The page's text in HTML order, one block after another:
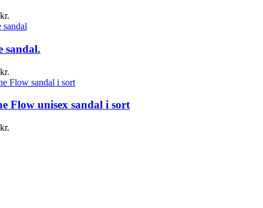
kr.
sandal.
kr.
Flow unisex sandal i sort
kr.